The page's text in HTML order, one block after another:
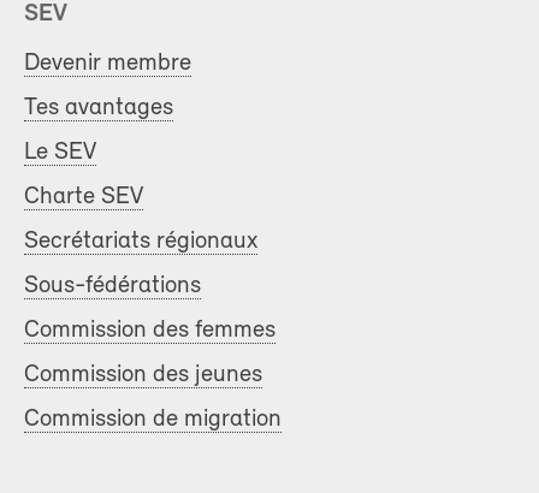
SEV
Devenir membre
Tes avantages
Le SEV
Charte SEV
Secrétariats régionaux
Sous-fédérations
Commission des femmes
Commission des jeunes
Commission de migration